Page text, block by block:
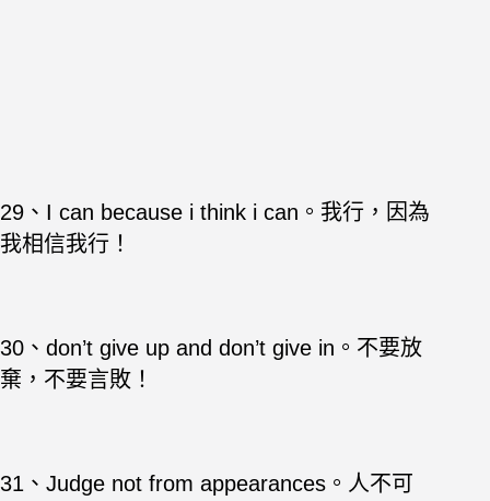
29、I can because i think i can。我行，因為
我相信我行！
30、don’t give up and don’t give in。不要放
棄，不要言敗！
31、Judge not from appearances。人不可